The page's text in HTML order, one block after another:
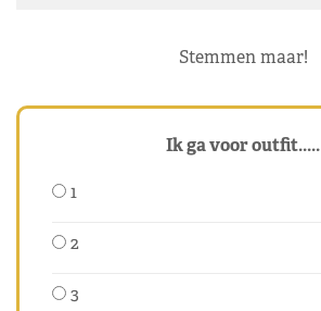
Stemmen maar!
Ik ga voor outfit.....
1
2
3